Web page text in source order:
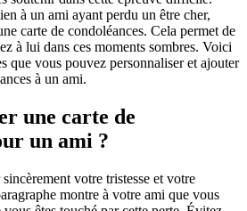
à un ami ayant perdu un être cher,
carte de condoléances. Cela permet de
à lui dans ces moments sombres. Voici
que vous pouvez personnaliser et ajouter
à un ami.
une carte de
un ami ?
votre tristesse et votre
montre à votre ami que vous